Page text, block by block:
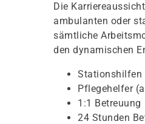
Die
ambulanten oder
sämtliche
den dynamischen
Stationshilfen
Pflegehelfer
1:1 Betreuung
24 Stunden